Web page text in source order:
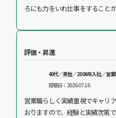
ろにも力をいれ仕事をすること
評価・昇進
40代／男性／2006年入社／営
投稿日：2026.07.16
営業職らしく実績重視でキャリ
おりますので、経験と実績次第